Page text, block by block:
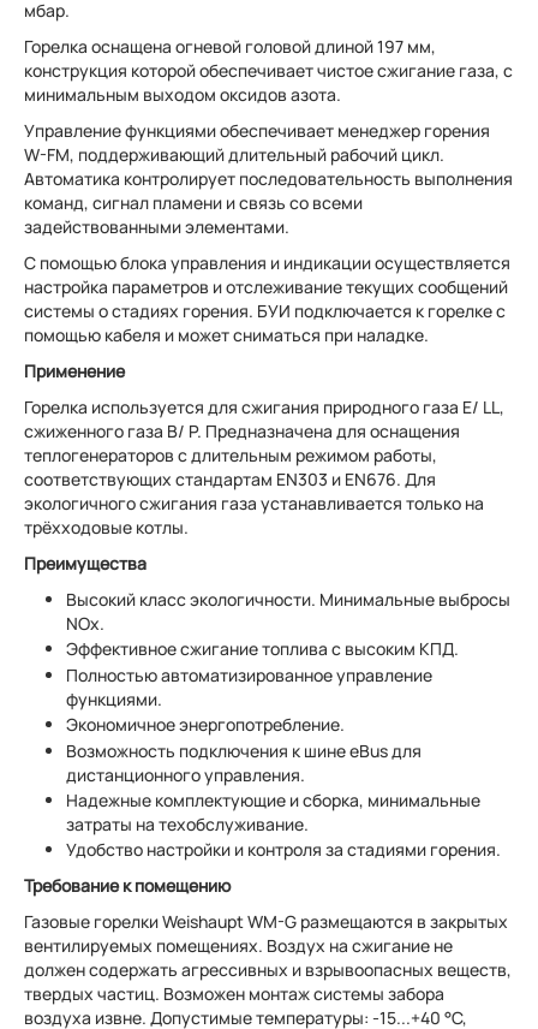
мбар.
Горелка оснащена огневой головой длиной 197 мм,
конструкция которой обеспечивает чистое сжигание газа, с
минимальным выходом оксидов азота.
Управление функциями обеспечивает менеджер горения
W-FM, поддерживающий длительный рабочий цикл.
Автоматика контролирует последовательность выполнения
команд, сигнал пламени и связь со всеми
задействованными элементами.
С помощью блока управления и индикации осуществляется
настройка параметров и отслеживание текущих сообщений
системы о стадиях горения. БУИ подключается к горелке с
помощью кабеля и может сниматься при наладке.
Применение
Горелка используется для сжигания природного газа E/ LL,
сжиженного газа B/ P. Предназначена для оснащения
теплогенераторов с длительным режимом работы,
соответствующих стандартам EN303 и EN676. Для
экологичного сжигания газа устанавливается только на
трёхходовые котлы.
Преимущества
Высокий класс экологичности. Минимальные выбросы
NОx.
Эффективное сжигание топлива с высоким КПД.
Полностью автоматизированное управление
функциями.
Экономичное энергопотребление.
Возможность подключения к шине eBus для
дистанционного управления.
Надежные комплектующие и сборка, минимальные
затраты на техобслуживание.
Удобство настройки и контроля за стадиями горения.
Требование к помещению
Газовые горелки Weishaupt WM-G размещаются в закрытых
вентилируемых помещениях. Воздух на сжигание не
должен содержать агрессивных и взрывоопасных веществ,
твердых частиц. Возможен монтаж системы забора
воздуха извне. Допустимые температуры: -15...+40 °C,